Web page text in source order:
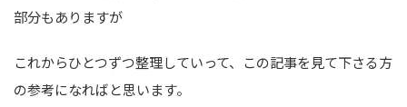
部分もありますが
これからひとつずつ整理していって、この記事を見て下さる方
の参考になればと思います。